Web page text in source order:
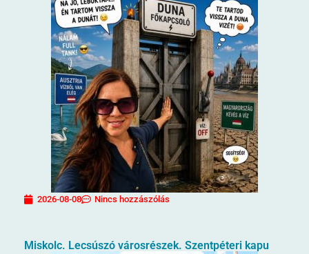
2026-08-08 Nincs hozzászólás
Miskolc. Lecsúszó városrészek. Szentpéteri kapu